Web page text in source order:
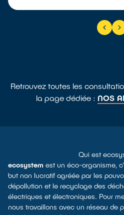
Retrouvez toutes les
la page dédiée : NOS
Qui est
ecosystem est un éco-organisme,
but non lucratif agréée par les
dépollution et le recyclage des
électriques et électroniques. Pour
nous travaillons avec un réseau de